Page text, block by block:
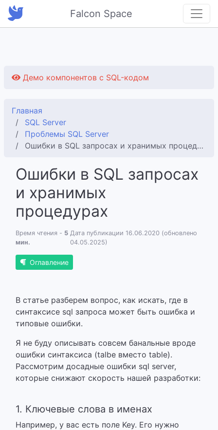
Falcon Space
Демо компонентов с SQL-кодом
Главная
SQL Server
Проблемы SQL Server
Ошибки в SQL запросах и хранимых процедурах
Ошибки в SQL запросах
и хранимых
процедурах
Время чтения - 5
мин.
Дата публикации 16.06.2020 (обновлено
04.05.2025)
Оглавление
В статье разберем вопрос, как искать, где в
синтаксисе sql запроса может быть ошибка и
типовые ошибки.
Я не буду описывать совсем банальные вроде
ошибки синтаксиса (talbe вместо table).
Рассмотрим досадные ошибки sql server,
которые снижают скорость нашей разработки:
1. Ключевые слова в именах
Например, у вас есть поле Key. Его нужно